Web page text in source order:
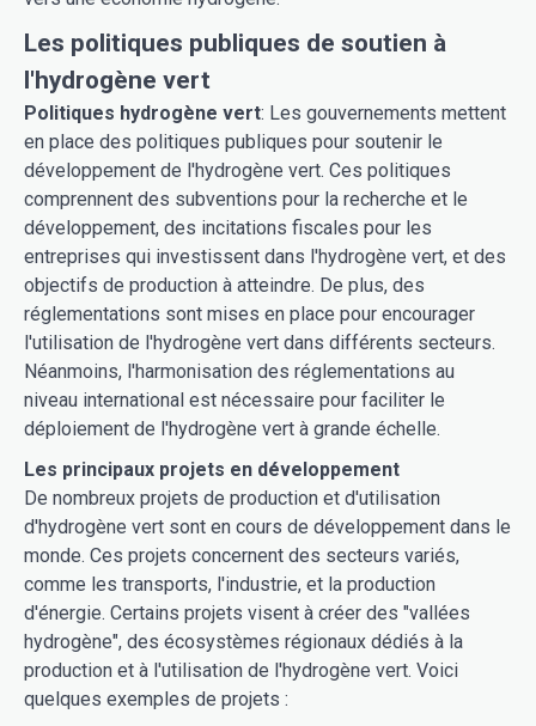
Les politiques publiques de soutien à
l'hydrogène vert
Politiques hydrogène vert: Les gouvernements mettent
en place des politiques publiques pour soutenir le
développement de l'hydrogène vert. Ces politiques
comprennent des subventions pour la recherche et le
développement, des incitations fiscales pour les
entreprises qui investissent dans l'hydrogène vert, et des
objectifs de production à atteindre. De plus, des
réglementations sont mises en place pour encourager
l'utilisation de l'hydrogène vert dans différents secteurs.
Néanmoins, l'harmonisation des réglementations au
niveau international est nécessaire pour faciliter le
déploiement de l'hydrogène vert à grande échelle.
Les principaux projets en développement
De nombreux projets de production et d'utilisation
d'hydrogène vert sont en cours de développement dans le
monde. Ces projets concernent des secteurs variés,
comme les transports, l'industrie, et la production
d'énergie. Certains projets visent à créer des "vallées
hydrogène", des écosystèmes régionaux dédiés à la
production et à l'utilisation de l'hydrogène vert. Voici
quelques exemples de projets :